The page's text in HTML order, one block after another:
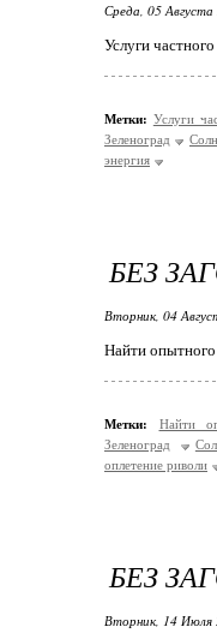
Среда, 05
Услуги
Метки: Услуги
Зеленоград
энергия
БЕЗ
Вторник, 04
Найти опытного
Метки: Найти
Зеленоград
оплетение риволи
БЕЗ
Вторник, 14 Июля